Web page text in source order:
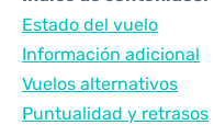
Estado del vuelo
Información adicional
Vuelos alternativos
Puntualidad y retrasos